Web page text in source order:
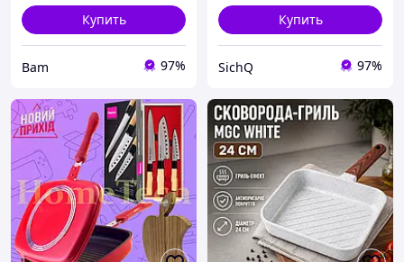
Купить
Bam 97%
Купить
SichQ 97%